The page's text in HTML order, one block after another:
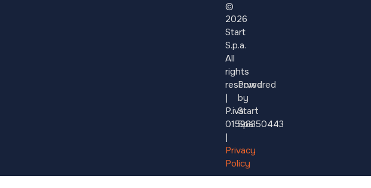
©
2026
Start
S.p.a.
All
rights
reserved.
|
P.iva:
01598350443
|
Privacy
Policy
–
Powered
by
Start
Spa